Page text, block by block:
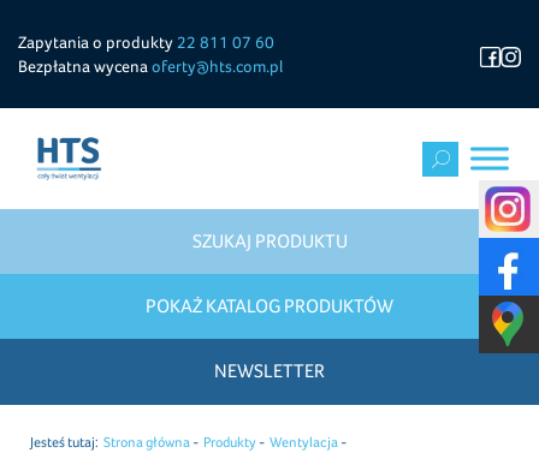
Zapytania o produkty 22 811 07 60
Bezpłatna wycena oferty@hts.com.pl
SZUKAJ PRODUKTU
POKAŻ KATALOG PRODUKTÓW
NEWSLETTER
Jesteś tutaj: Strona główna Produkty
Wentylacja